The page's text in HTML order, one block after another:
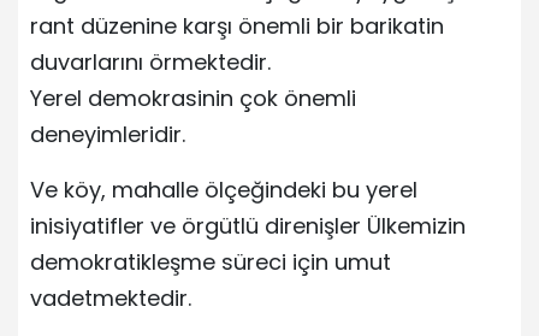
rant düzenine karşı önemli bir barikatin
duvarlarını örmektedir.
Yerel demokrasinin çok önemli
deneyimleridir.
Ve köy, mahalle ölçeğindeki bu yerel
inisiyatifler ve örgütlü direnişler Ülkemizin
demokratikleşme süreci için umut
vadetmektedir.